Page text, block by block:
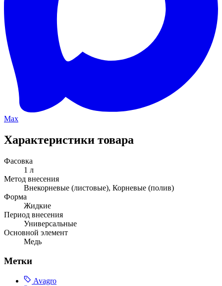
Max
Характеристики товара
Фасовка
1 л
Метод внесения
Внекорневые (листовые), Корневые (полив)
Форма
Жидкие
Период внесения
Универсальные
Основной элемент
Медь
Метки
Avagro